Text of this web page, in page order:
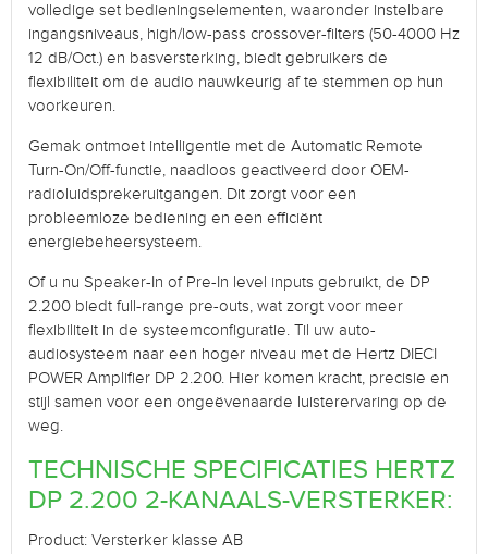
volledige set bedieningselementen, waaronder instelbare
ingangsniveaus, high/low-pass crossover-filters (50-4000 Hz
12 dB/Oct.) en basversterking, biedt gebruikers de
flexibiliteit om de audio nauwkeurig af te stemmen op hun
voorkeuren.
Gemak ontmoet intelligentie met de Automatic Remote
Turn-On/Off-functie, naadloos geactiveerd door OEM-
radioluidsprekeruitgangen. Dit zorgt voor een
probleemloze bediening en een efficiënt
energiebeheersysteem.
Of u nu Speaker-In of Pre-In level inputs gebruikt, de DP
2.200 biedt full-range pre-outs, wat zorgt voor meer
flexibiliteit in de systeemconfiguratie. Til uw auto-
audiosysteem naar een hoger niveau met de Hertz DIECI
POWER Amplifier DP 2.200. Hier komen kracht, precisie en
stijl samen voor een ongeëvenaarde luisterervaring op de
weg.
TECHNISCHE SPECIFICATIES HERTZ
DP 2.200 2-KANAALS-VERSTERKER:
Product: Versterker klasse AB